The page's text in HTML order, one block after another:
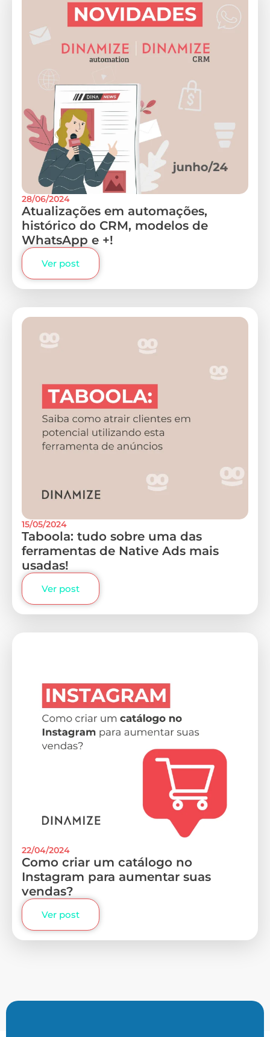
28/06/2024
Atualizações em automações,
histórico do CRM, modelos de
WhatsApp e +!
Ver post
15/05/2024
Taboola: tudo sobre uma das
ferramentas de Native Ads mais
usadas!
Ver post
22/04/2024
Como criar um catálogo no
Instagram para aumentar suas
vendas?
Ver post